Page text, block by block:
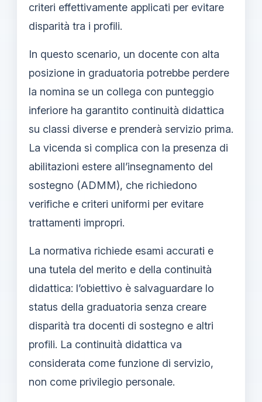
criteri effettivamente applicati per evitare
disparità tra i profili.
In questo scenario, un docente con alta
posizione in graduatoria potrebbe perdere
la nomina se un collega con punteggio
inferiore ha garantito continuità didattica
su classi diverse e prenderà servizio prima.
La vicenda si complica con la presenza di
abilitazioni estere all’insegnamento del
sostegno (ADMM), che richiedono
verifiche e criteri uniformi per evitare
trattamenti impropri.
La normativa richiede esami accurati e
una tutela del merito e della continuità
didattica: l’obiettivo è salvaguardare lo
status della graduatoria senza creare
disparità tra docenti di sostegno e altri
profili. La continuità didattica va
considerata come funzione di servizio,
non come privilegio personale.